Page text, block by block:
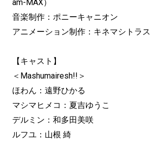
am-MAX）
音楽制作：ポニーキャニオン
アニメーション制作：キネマシトラス
【キャスト】
＜Mashumairesh!!＞
ほわん：遠野ひかる
マシマヒメコ：夏吉ゆうこ
デルミン：和多田美咲
ルフユ：山根 綺